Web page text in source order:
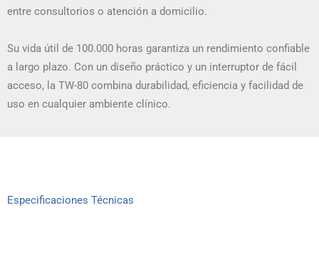
entre consultorios o atención a domicilio.
Su vida útil de 100.000 horas garantiza un rendimiento confiable
a largo plazo. Con un diseño práctico y un interruptor de fácil
acceso, la TW-80 combina durabilidad, eficiencia y facilidad de
uso en cualquier ambiente clínico.
Especificaciones Técnicas